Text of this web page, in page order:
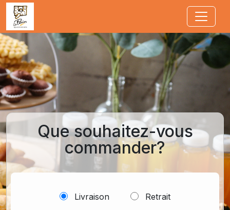
Jump to main content
Que souhaitez-vous
commander?
Livraison Retrait